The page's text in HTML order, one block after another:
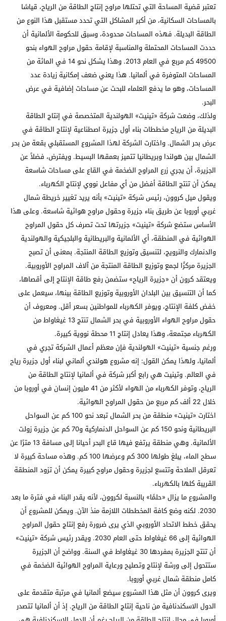
تعتبر قضية المساحة التي تحتلها مراوح إنتاج الطاقة من الرياح، قياسًا
بالمساحات السكانية، من أكبر المشاكل التي تحدد مستقبل هذا النوع من
الطاقة البديلة. فهذه المساحات محدودة، وسبق للحكومة الألمانية أن
حددت المساحات المحتملة والمناسبة لإقامة حقول مراوح الهواء بنحو
49500 كم مربع في العام 2013. وهذا يشكل نحو 14 في المائة من
المساحات المتوفرة في ألمانيا. هذا يعني ضعف إمكانية زيادة عدد
المساحات، وهو ما يدفع العلماء للبحث عن مساحات إضافية في عرض
البحر.
ولذلك، وضعت شركة «تينيت» الهولندية المتخصصة في إنتاج الطاقة
البديلة من الرياح مخططات بناء أول جزيرة اصطناعية لإنتاج الطاقة في
عرض بحر الشمال. واختارت الشركة لهذا المشروع المستقبلي بقعة من بحر
الشمال بين هولندا وبريطانيا تتميز بعمقها البسيط. ويفترض، فضلاً عن
الجزيرة، أن يجري زرع المراوح الضخمة في القاع على مساحات شاسعة
يمكن أن تنتج الطاقة أفضل من أي مفاعل نووي لإنتاج الكهرباء.
ويقول ميل كروون، رئيس شركة «تينيت» بأنه يريد تغيير خريطة شمال
غربي أوروبا عن طريق بناء جزيرة وحقول مراوح هوائية شاسعة. وعلى هذا
الأساس ستضع شركة «تينيت» جزيرتها تحت تصرف كل حقول المراوح
الهوائية في المنطقة، أي الألمانية والبريطانية والبلجيكية والهولندية
والدنمارك والنرويج، لتنسيق وتوزيع الطاقة المنتجة. بمعنى أن تصبح
الجزيرة مركزًا لجمع وتوزيع الطاقة المنتجة من آلاف المراوح الأوروبية.
ويعتقد كرون أن «جزيرة الرياح» ستضمن رفع طاقة الإنتاج إلى أقصاها،
كما أن التنسيق بين البلدان الأوروبية وتوزيع الطاقة بينها، سيعمل على
خفض كلفة الإنتاج، ويوفر الكهرباء للمواطنين بسعر أقل. ومعروف أن
حقول مراوح الهواء الأوروبية في بحر الشمال تنتج 13 غيغاواط من
الكهرباء مجتمعة، وهذا يعادل إنتاج 11 محطة نووية كبيرة.
ورغم جنسية «تينيت» الهولندية فإن معظم أعمال الشركة تجري في
ألمانيا، ولهذا يمكن القول: إنه مشروع هولندي ألماني لبناء أول جزيرة رياح
في العالم. وتينيت هي رابع أكبر شركة في ألمانيا لإنتاج الطاقة من
الرياح، وتوفر الكهرباء من الهواء لأكثر من 41 مليون إنسان في أوروبا من
خلال 22 ألف كم مربع من حقول المراوح الهوائية.
اختارت «تينيت» منطقة من بحر الشمال تبعد نحو 100 كم عن السواحل
البريطانية ونحو 150 كم عن السواحل الدنماركية و70 كم عن جزيرة زولت
الألمانية. وهي منطقة يرتفع فيها قاع البحر أحيانا إلى مسافة 13 مترًا عن
سطح الماء، يبلغ طولها 300 كم وعرضها 100 كم. وهذه مساحة كبيرة لا
تعرقل الملاحة وتتسع لجزيرة وحقول مراوح كبيرة يمكن أن تزود المنطقة
القريبة كلها بالكهرباء.
والمشروع ما يزال «حلمًا» بالنسبة لكروون، لأنه يقدر البناء في فترة ما بعد
2030. لكنه وضع كافة المخططات اللازمة منذ الآن. ويمكن للمشروع أن
يحقق خطط الاتحاد الأوروبي الذي يرى ضرورة رفع إنتاج حقول المراوح
الهوائية إلى 66 غيغاواط حتى العام 2030. ويقدر رئيس شركة «تينيت»
أن تنتج الجزيرة بمفردها 30 غيغاواط في السنة. وواضح أن الجزيرة
ستتحول إلى ورشة لإنتاج وتصليح ورعاية المراوح الهوائية الضخمة في
كامل منطقة شمال غربي أوروبا.
ويرى كروون أن مثل هذا المشروع سيضع ألمانيا في مرتبة متقدمة على
الدول الاسكندنافية من ناحية إنتاج الطاقة من الرياح. إذ أن ألمانيا تتصدر